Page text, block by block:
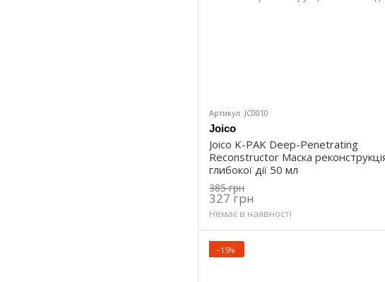
Артикул: JC0010
Joico
Joico K-PAK Deep-Penetrating
Reconstructor Маска
глибокої дії 50 мл
385 грн
327 грн
Немає в наявності
−15%